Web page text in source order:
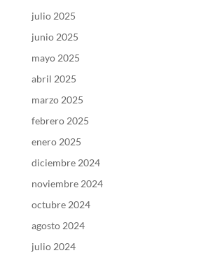
julio 2025
junio 2025
mayo 2025
abril 2025
marzo 2025
febrero 2025
enero 2025
diciembre 2024
noviembre 2024
octubre 2024
agosto 2024
julio 2024